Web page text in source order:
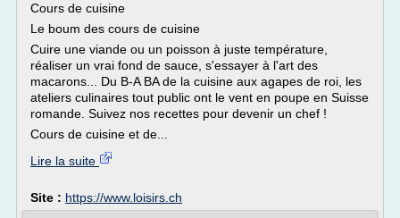
Cours de cuisine
Le boum des cours de cuisine
Cuire une viande ou un poisson à juste température,
réaliser un vrai fond de sauce, s'essayer à l'art des
macarons... Du B-A BA de la cuisine aux agapes de roi, les
ateliers culinaires tout public ont le vent en poupe en Suisse
romande. Suivez nos recettes pour devenir un chef !
Cours de cuisine et de...
Lire la suite
Site : https://www.loisirs.ch